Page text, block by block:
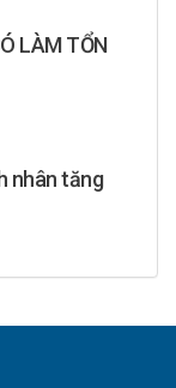
LÀM TỔN
nhân tăng